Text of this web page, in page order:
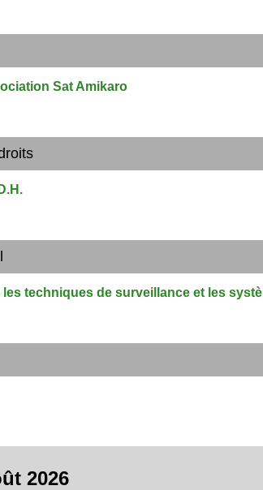
Sat Amikaro
techniques de surveillance et les
2026